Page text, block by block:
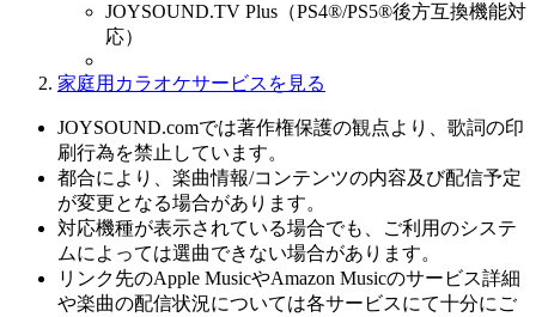
JOYSOUND.TV Plus（PS4®/PS5®後方互換機能対
応）
家庭用カラオケサービスを見る
JOYSOUND.comでは著作権保護の観点より、歌詞の印
刷行為を禁止しています。
都合により、楽曲情報/コンテンツの内容及び配信予定
が変更となる場合があります。
対応機種が表示されている場合でも、ご利用のシステ
ムによっては選曲できない場合があります。
リンク先のApple MusicやAmazon Musicのサービス詳細
や楽曲の配信状況については各サービスにて十分にご